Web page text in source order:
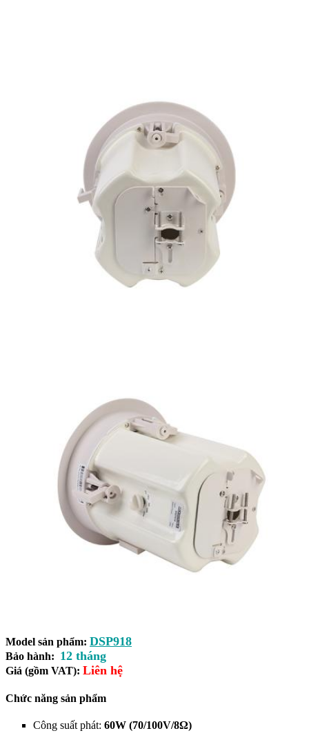
Model sản phẩm: DSP918
Bảo hành: 12 tháng
Giá (gồm VAT): Liên hệ
Chức năng sản phẩm
Công suất phát: 60W (70/100V/8Ω)